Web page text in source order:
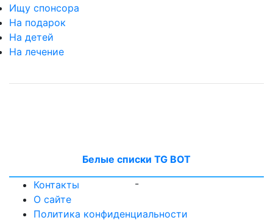
Ищу спонсора
На подарок
На детей
На лечение
Белые списки TG BOT
-
Контакты
О сайте
Политика конфиденциальности